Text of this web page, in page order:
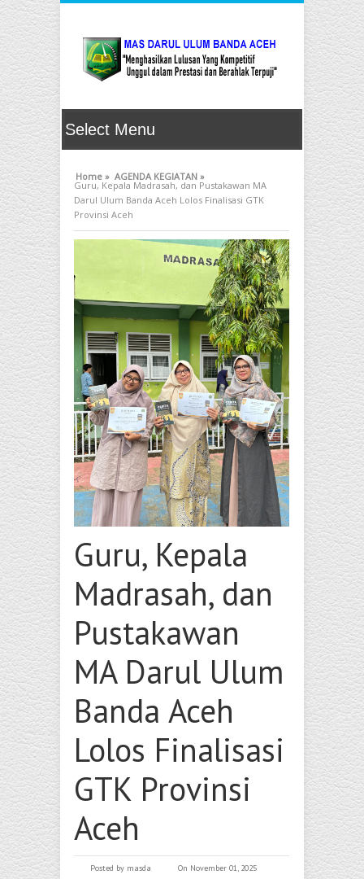
Home » AGENDA KEGIATAN »
Guru, Kepala Madrasah, dan Pustakawan MA
Darul Ulum Banda Aceh Lolos Finalisasi GTK
Provinsi Aceh
Guru, Kepala
Madrasah, dan
Pustakawan
MA Darul Ulum
Banda Aceh
Lolos Finalisasi
GTK Provinsi
Aceh
Posted by masda
On November 01, 2025